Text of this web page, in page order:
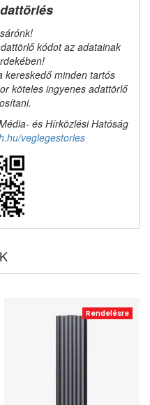
kódot az adatainak
kereskedő minden tartós
köteles ingyenes adattörlő
és Hírközlési Hatóság
veglegestorles
Rendelésre